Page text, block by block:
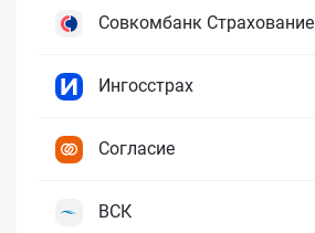
Совкомбанк Страхование
Ингосстрах
Согласие
ВСК